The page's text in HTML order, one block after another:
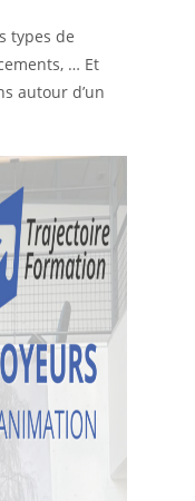
types de
… Et
autour d’un